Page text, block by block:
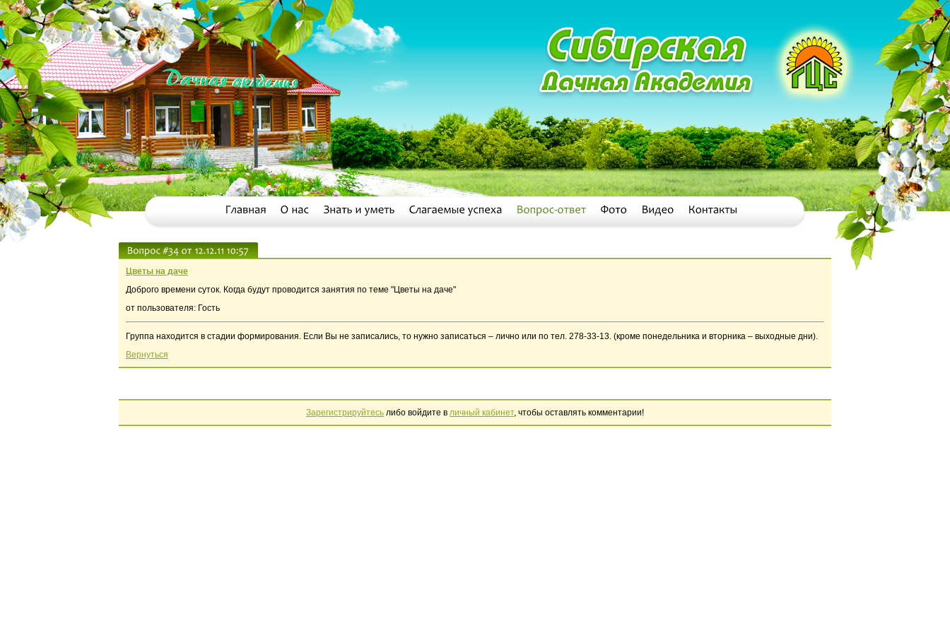
Цветы на даче
Доброго времени суток. Когда будут проводится занятия по теме "Цветы на даче"
от пользователя: Гость
Группа находится в стадии формирования. Если Вы не записались, то нужно записаться – лично или по тел. 278-33-13. (кроме понедельника и вторника – выходные дни).
Вернуться
Зарегистрируйтесь либо войдите в личный кабинет, чтобы оставлять комментарии!